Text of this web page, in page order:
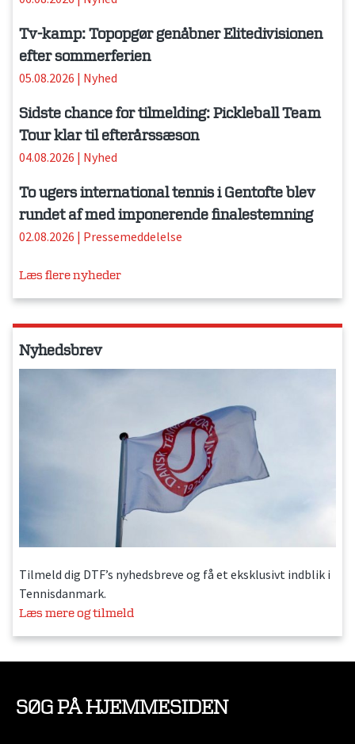
Tv-kamp: Topopgør genåbner Elitedivisionen
efter sommerferien
05.08.2026 | Nyhed
Sidste chance for tilmelding: Pickleball Team
Tour klar til efterårssæson
04.08.2026 | Nyhed
To ugers international tennis i Gentofte blev
rundet af med imponerende finalestemning
02.08.2026 | Pressemeddelelse
Læs flere nyheder
Nyhedsbrev
Tilmeld dig DTF’s nyhedsbreve og få et eksklusivt indblik i
Tennisdanmark.
Læs mere og tilmeld
SØG PÅ HJEMMESIDEN